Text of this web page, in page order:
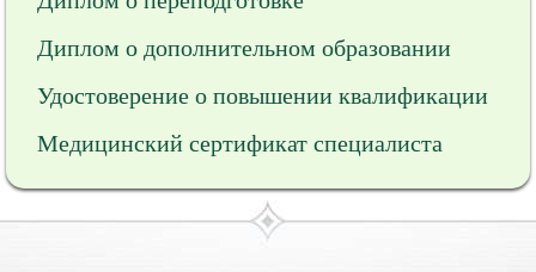
Диплом о дополнительном образовании
Удостоверение о повышении квалификации
Медицинский сертификат специалиста